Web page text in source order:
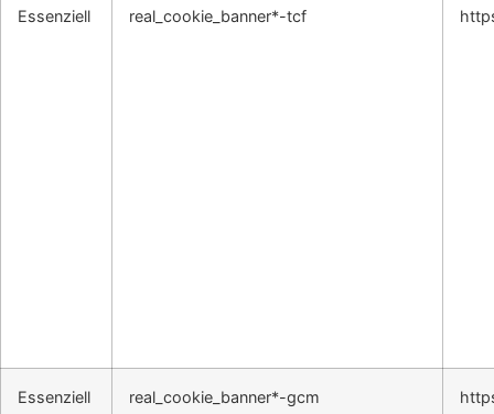
Essenziell real_cookie_banner*-tcf
Essenziell real_cookie_banner*-gcm